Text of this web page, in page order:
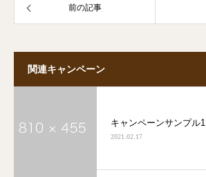
前の記事
関連キャンペーン
キャンペーンサンプル1
2021.02.17